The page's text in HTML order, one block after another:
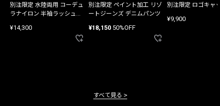
別注限定 水陸両用 コーデュ
ラナイロン 半袖ラッシュガ
¥14,300
別注限定 ペイント加工 リゾ
ートジーンズ デニムパンツ
¥18,150 50%OFF
別注限定 ロゴキャ
¥9,900
すべて見る